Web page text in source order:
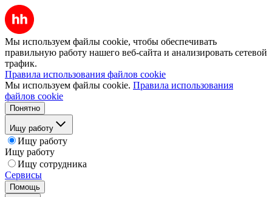
Мы используем файлы cookie, чтобы обеспечивать
правильную работу нашего веб-сайта и анализировать сетевой
трафик.
Правила использования файлов cookie
Мы используем файлы cookie. Правила использования
файлов cookie
Понятно
Ищу работу
Ищу работу
Ищу работу
Ищу сотрудника
Сервисы
Помощь